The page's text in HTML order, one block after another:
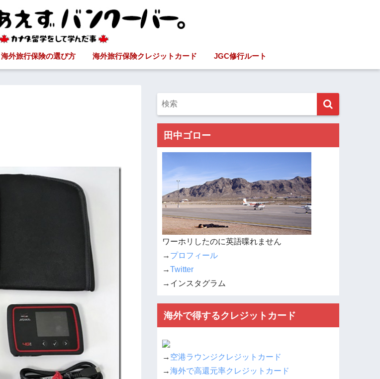
海外旅行保険の選び方 海外旅行保険クレジットカード JGC修行ルート
田中ゴロー
ワーホリしたのに英語喋れません
→ プロフィール
→Twitter
→インスタグラム
海外で得するクレジットカード
→ 空港ラウンジクレジットカード
→海外で高還元率クレジットカード